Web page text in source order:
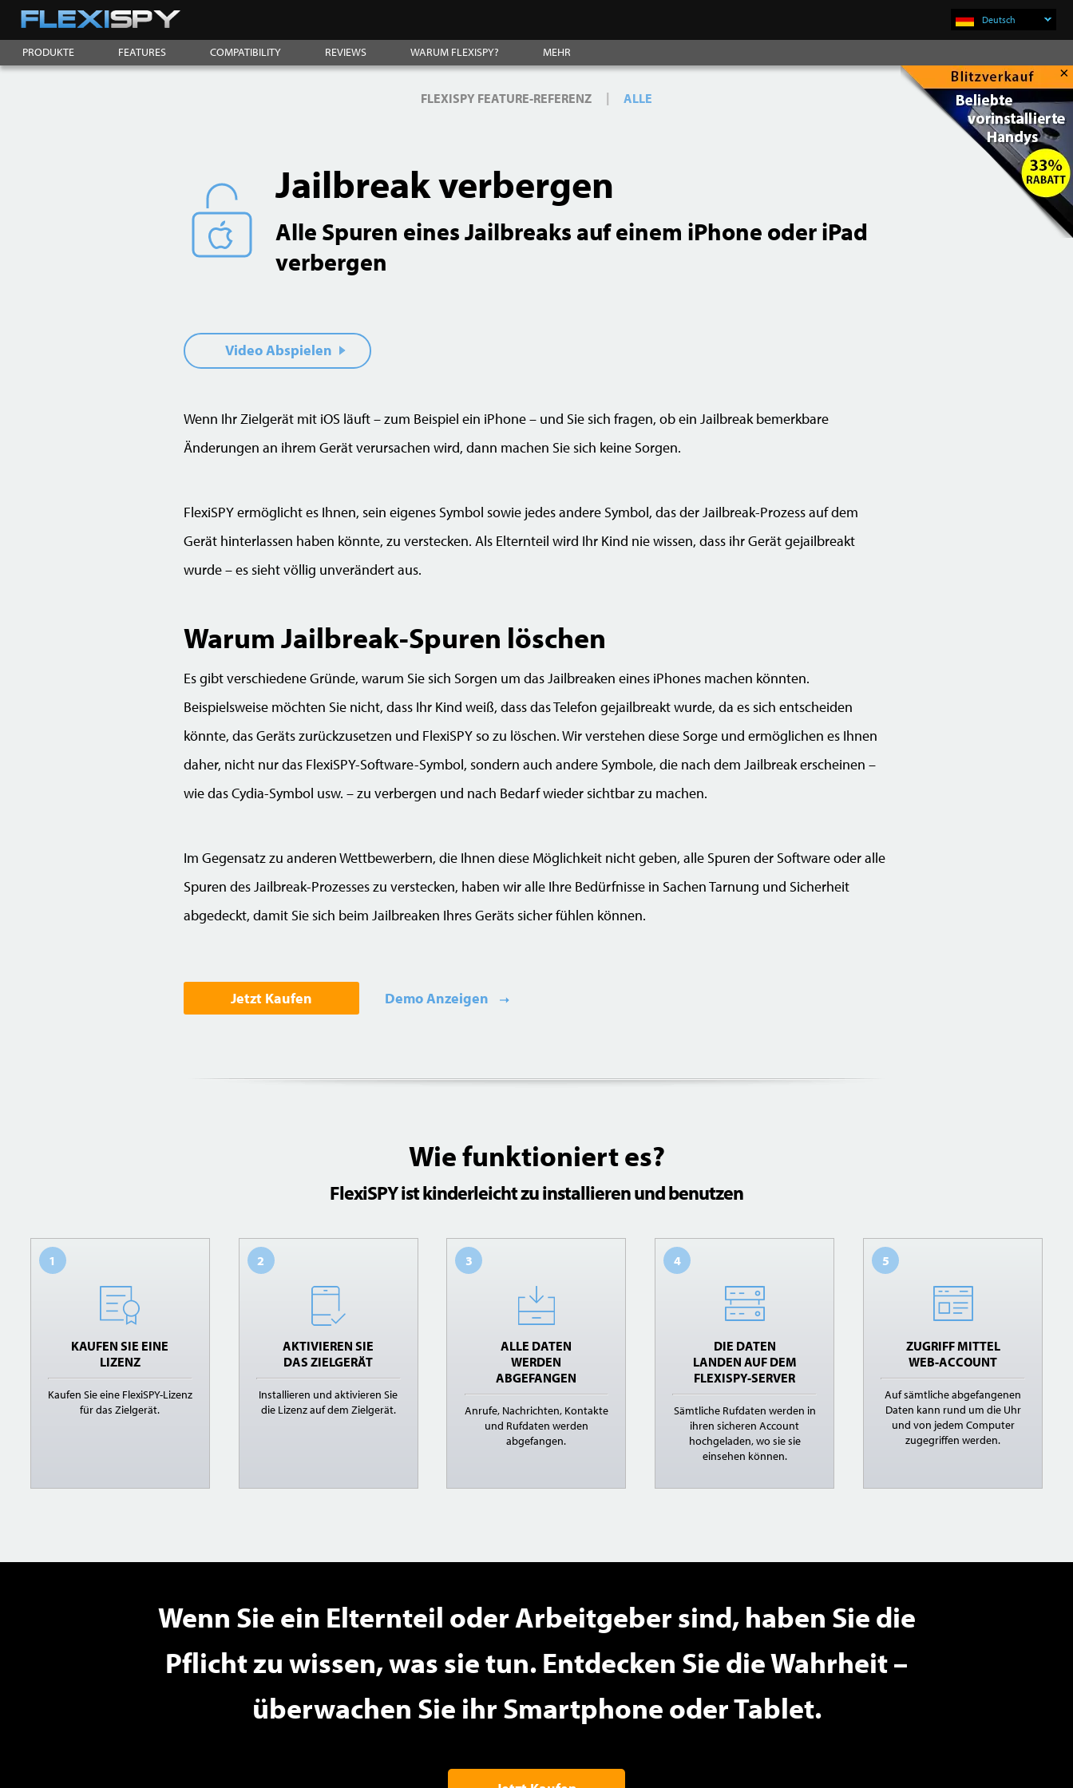
Deutsch
Jetzt Kaufen
PRODUKTE FEATURES COMPATIBILITY REVIEWS WARUM FLEXISPY? MEHR
×
FLEXISPY FEATURE-REFERENZ | ALLE
Jailbreak verbergen
Alle Spuren eines Jailbreaks auf einem iPhone oder iPad
verbergen
Video Abspielen
Wenn Ihr Zielgerät mit iOS läuft – zum Beispiel ein iPhone – und Sie sich fragen, ob ein Jailbreak bemerkbare
Änderungen an ihrem Gerät verursachen wird, dann machen Sie sich keine Sorgen.
FlexiSPY ermöglicht es Ihnen, sein eigenes Symbol sowie jedes andere Symbol, das der Jailbreak-Prozess auf dem
Gerät hinterlassen haben könnte, zu verstecken. Als Elternteil wird Ihr Kind nie wissen, dass ihr Gerät gejailbreakt
wurde – es sieht völlig unverändert aus.
Warum Jailbreak-Spuren löschen
Es gibt verschiedene Gründe, warum Sie sich Sorgen um das Jailbreaken eines iPhones machen könnten.
Beispielsweise möchten Sie nicht, dass Ihr Kind weiß, dass das Telefon gejailbreakt wurde, da es sich entscheiden
könnte, das Geräts zurückzusetzen und FlexiSPY so zu löschen. Wir verstehen diese Sorge und ermöglichen es Ihnen
daher, nicht nur das FlexiSPY-Software-Symbol, sondern auch andere Symbole, die nach dem Jailbreak erscheinen –
wie das Cydia-Symbol usw. – zu verbergen und nach Bedarf wieder sichtbar zu machen.
Im Gegensatz zu anderen Wettbewerbern, die Ihnen diese Möglichkeit nicht geben, alle Spuren der Software oder alle
Spuren des Jailbreak-Prozesses zu verstecken, haben wir alle Ihre Bedürfnisse in Sachen Tarnung und Sicherheit
abgedeckt, damit Sie sich beim Jailbreaken Ihres Geräts sicher fühlen können.
Jetzt Kaufen Demo Anzeigen
Wie funktioniert es?
FlexiSPY ist kinderleicht zu installieren und benutzen
1
KAUFEN SIE EINE
LIZENZ
Kaufen Sie eine FlexiSPY-Lizenz
für das Zielgerät.
2
AKTIVIEREN SIE
DAS ZIELGERÄT
Installieren und aktivieren Sie
die Lizenz auf dem Zielgerät.
3
ALLE DATEN
WERDEN
ABGEFANGEN
Anrufe, Nachrichten, Kontakte
und Rufdaten werden
abgefangen.
4
DIE DATEN
LANDEN AUF DEM
FLEXISPY-SERVER
Sämtliche Rufdaten werden in
ihren sicheren Account
hochgeladen, wo sie sie
einsehen können.
5
ZUGRIFF MITTEL
WEB-ACCOUNT
Auf sämtliche abgefangenen
Daten kann rund um die Uhr
und von jedem Computer
zugegriffen werden.
Wenn Sie ein Elternteil oder Arbeitgeber sind, haben Sie die
Pflicht zu wissen, was sie tun. Entdecken Sie die Wahrheit –
überwachen Sie ihr Smartphone oder Tablet.